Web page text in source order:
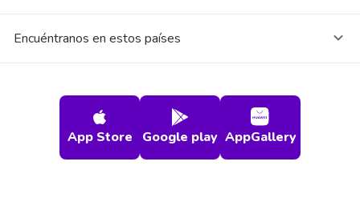
Encuéntranos en estos países
App Store Google play AppGallery